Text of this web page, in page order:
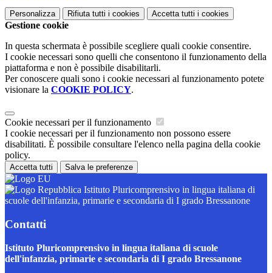
Personalizza Rifiuta tutti i cookies Accetta tutti i cookies
Gestione cookie
In questa schermata è possibile scegliere quali cookie consentire.
I cookie necessari sono quelli che consentono il funzionamento della
piattaforma e non è possibile disabilitarli.
Per conoscere quali sono i cookie necessari al funzionamento potete
visionare la COOKIE POLICY.
Cookie necessari per il funzionamento
I cookie necessari per il funzionamento non possono essere
disabilitati. È possibile consultare l'elenco nella pagina della cookie
policy.
Accetta tutti Salva le preferenze
Istituto Pluricomprensivo in lingua italiana di
scuole dell'infanzia, primarie e secondaria di I grado Bressanone
Contatti
Istituto Pluricomprensivo in lingua italiana di scuole
dell'infanzia, primarie e secondaria di I grado Bressanone